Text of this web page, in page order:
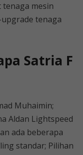
tenaga mesin
tenaga
Satria F
Muhaimin;
Aldan Lightspeed
ada beberapa
standar; Pilihan